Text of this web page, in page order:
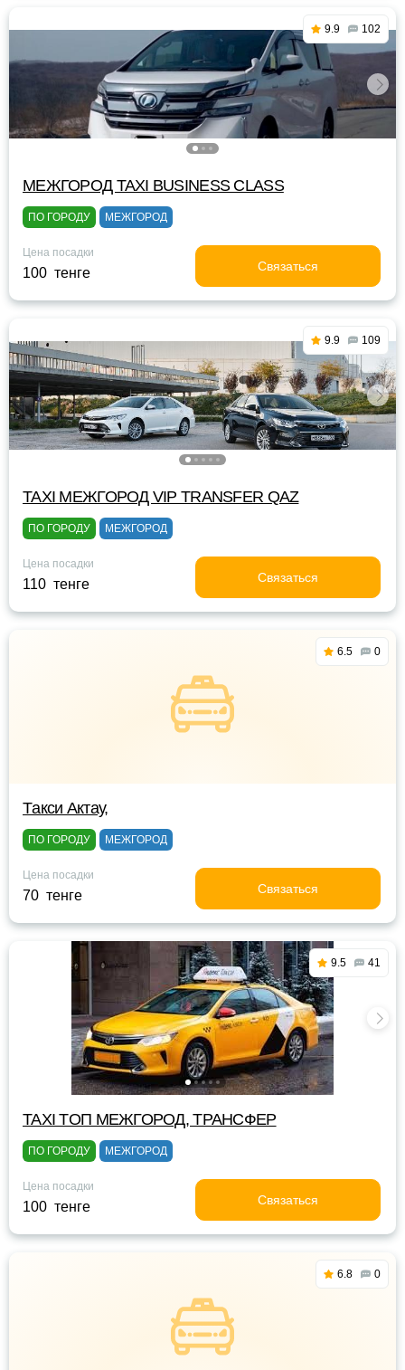
9.9 102
МЕЖГОРОД TAXI BUSINESS CLASS
ПО ГОРОДУ МЕЖГОРОД
Цена посадки
100 тенге Связаться
9.9 109
TAXI МЕЖГОРОД VIP TRANSFER QАZ
ПО ГОРОДУ МЕЖГОРОД
Цена посадки
110 тенге Связаться
6.5 0
Tакси Актау,
ПО ГОРОДУ МЕЖГОРОД
Цена посадки
70 тенге Связаться
9.5 41
TAXI TOП МЕЖГОРОД, ТРАНСФЕР
ПО ГОРОДУ МЕЖГОРОД
Цена посадки
100 тенге Связаться
6.8 0